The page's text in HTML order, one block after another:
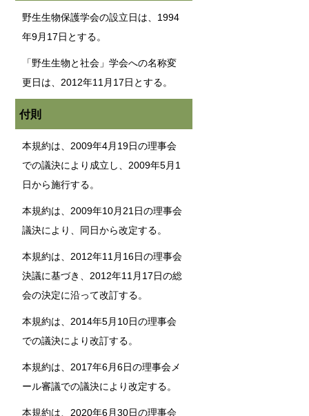
野生生物保護学会の設立日は、1994
年9月17日とする。
「野生生物と社会」学会への名称変
更日は、2012年11月17日とする。
付則
本規約は、2009年4月19日の理事会
での議決により成立し、2009年5月1
日から施行する。
本規約は、2009年10月21日の理事会
議決により、同日から改定する。
本規約は、2012年11月16日の理事会
決議に基づき、2012年11月17日の総
会の決定に沿って改訂する。
本規約は、2014年5月10日の理事会
での議決により改訂する。
本規約は、2017年6月6日の理事会メ
ール審議での議決により改定する。
本規約は、2020年6月30日の理事会